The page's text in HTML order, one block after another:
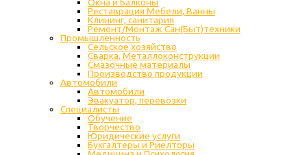
Реставрация Мебели, Ванны
Клининг, санитария
Ремонт/Монтаж Сан(Быт)техники
Промышленность
Cельское хозяйство
Сварка, Металлоконструкции
Cмазочные материалы
Производство продукции
Автомобили
Автомобили
Эвакуатор, перевозки
Специалисты
Обучение
Творчество
Юридические услуги
Бухгалтеры и Риелторы